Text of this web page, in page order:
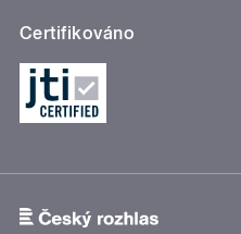
Certifikováno